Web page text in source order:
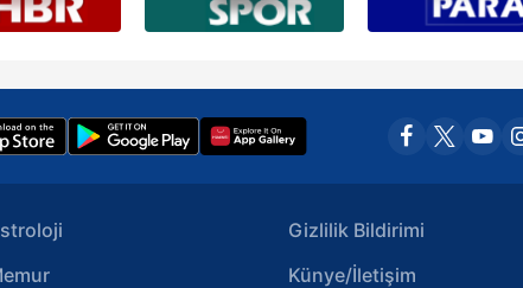
Gizlilik Bildirimi
Künye/İletişim